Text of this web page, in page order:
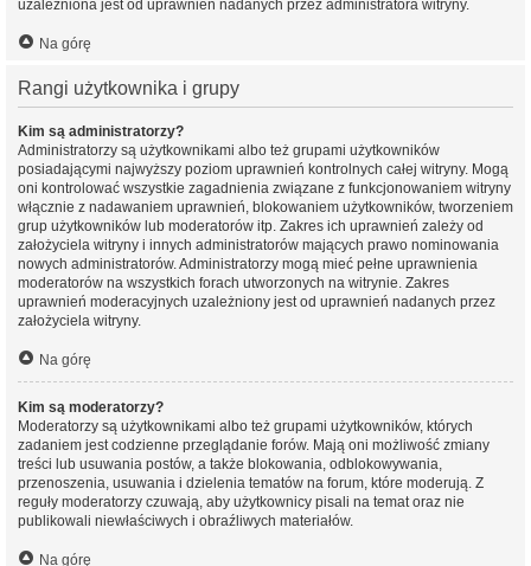
uzależniona jest od uprawnień nadanych przez administratora witryny.
Na górę
Rangi użytkownika i grupy
Kim są administratorzy?
Administratorzy są użytkownikami albo też grupami użytkowników
posiadającymi najwyższy poziom uprawnień kontrolnych całej witryny. Mogą
oni kontrolować wszystkie zagadnienia związane z funkcjonowaniem witryny
włącznie z nadawaniem uprawnień, blokowaniem użytkowników, tworzeniem
grup użytkowników lub moderatorów itp. Zakres ich uprawnień zależy od
założyciela witryny i innych administratorów mających prawo nominowania
nowych administratorów. Administratorzy mogą mieć pełne uprawnienia
moderatorów na wszystkich forach utworzonych na witrynie. Zakres
uprawnień moderacyjnych uzależniony jest od uprawnień nadanych przez
założyciela witryny.
Na górę
Kim są moderatorzy?
Moderatorzy są użytkownikami albo też grupami użytkowników, których
zadaniem jest codzienne przeglądanie forów. Mają oni możliwość zmiany
treści lub usuwania postów, a także blokowania, odblokowywania,
przenoszenia, usuwania i dzielenia tematów na forum, które moderują. Z
reguły moderatorzy czuwają, aby użytkownicy pisali na temat oraz nie
publikowali niewłaściwych i obraźliwych materiałów.
Na górę